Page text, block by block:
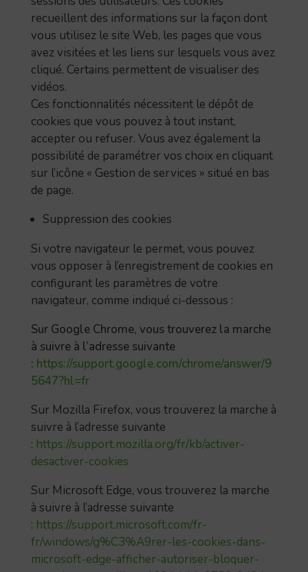
recueillent des informations sur la façon dont
vous utilisez le site Web, les pages que vous
avez visitées et les liens sur lesquels vous avez
cliqué. Certains permettent de visualiser des
vidéos.
Ces fonctionnalités nécessitent le dépôt de
cookies que vous pouvez à tout instant,
accepter ou refuser. Vous avez également la
possibilité de paramétrer vos choix en cliquant
sur l’icône « Gestion de services » situé en bas
de page.
Suppression des cookies
Si votre navigateur le permet, vous pouvez
vous opposer à l’enregistrement de cookies en
configurant les paramètres de votre
navigateur, comme indiqué ci-dessous :
Sur Google Chrome, vous trouverez la marche
à suivre à l’adresse suivante
: https://support.google.com/chrome/answer/9
5647?hl=fr
Sur Mozilla Firefox, vous trouverez la marche à
suivre à l’adresse suivante
: https://support.mozilla.org/fr/kb/activer-
desactiver-cookies
Sur Microsoft Edge, vous trouverez la marche
à suivre à l’adresse suivante
: https://support.microsoft.com/fr-
fr/windows/g%C3%A9rer-les-cookies-dans-
microsoft-edge-afficher-autoriser-bloquer-